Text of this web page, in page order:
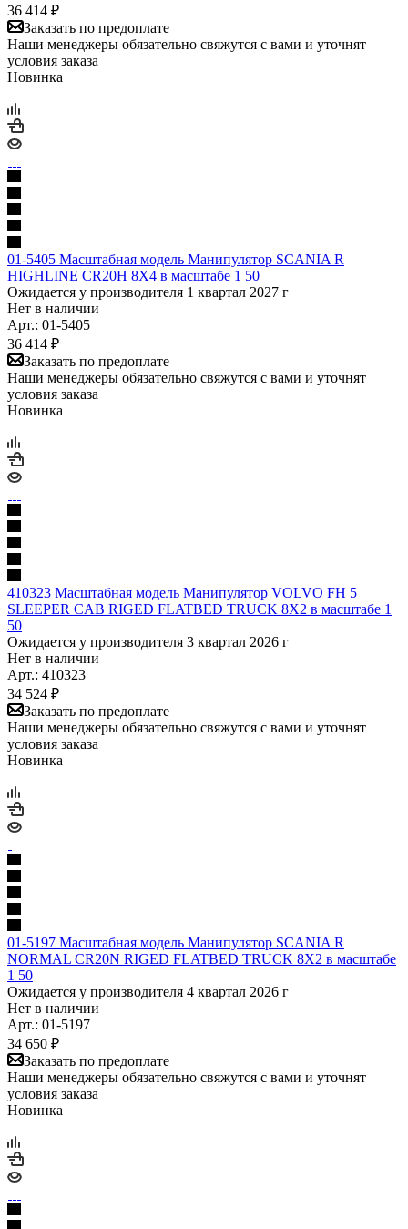
36 414 ₽
Заказать по предоплате
Наши менеджеры обязательно свяжутся с вами и уточнят
условия заказа
Новинка
01-5405 Масштабная модель Манипулятор SCANIA R
HIGHLINE CR20H 8X4 в масштабе 1 50
Ожидается у производителя 1 квартал 2027 г
Нет в наличии
Арт.: 01-5405
36 414 ₽
Заказать по предоплате
Наши менеджеры обязательно свяжутся с вами и уточнят
условия заказа
Новинка
410323 Масштабная модель Манипулятор VOLVO FH 5
SLEEPER CAB RIGED FLATBED TRUCK 8X2 в масштабе 1
50
Ожидается у производителя 3 квартал 2026 г
Нет в наличии
Арт.: 410323
34 524 ₽
Заказать по предоплате
Наши менеджеры обязательно свяжутся с вами и уточнят
условия заказа
Новинка
01-5197 Масштабная модель Манипулятор SCANIA R
NORMAL CR20N RIGED FLATBED TRUCK 8X2 в масштабе
1 50
Ожидается у производителя 4 квартал 2026 г
Нет в наличии
Арт.: 01-5197
34 650 ₽
Заказать по предоплате
Наши менеджеры обязательно свяжутся с вами и уточнят
условия заказа
Новинка